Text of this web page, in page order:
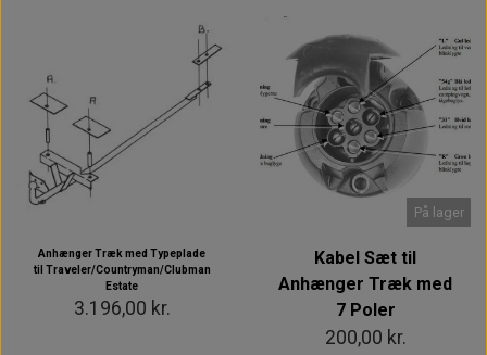
Anhænger Træk med Typeplade
til Traveler/Countryman/Clubman
Estate
3.196,00 kr.
På lager
Kabel Sæt til
Anhænger Træk med
7 Poler
200,00 kr.